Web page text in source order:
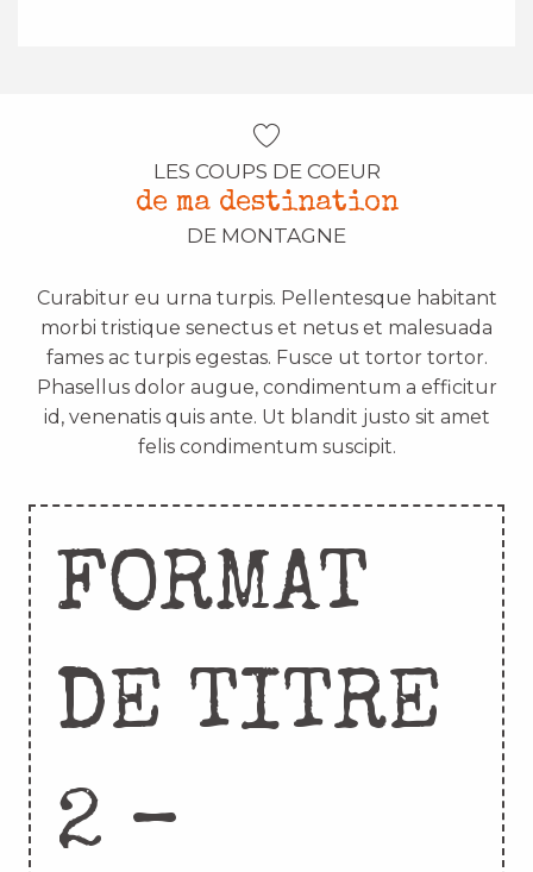
LES COUPS DE COEUR
de ma destination
DE MONTAGNE
Curabitur eu urna turpis. Pellentesque habitant
morbi tristique senectus et netus et malesuada
fames ac turpis egestas. Fusce ut tortor tortor.
Phasellus dolor augue, condimentum a efficitur
id, venenatis quis ante. Ut blandit justo sit amet
felis condimentum suscipit.
FORMAT
DE TITRE
2 –